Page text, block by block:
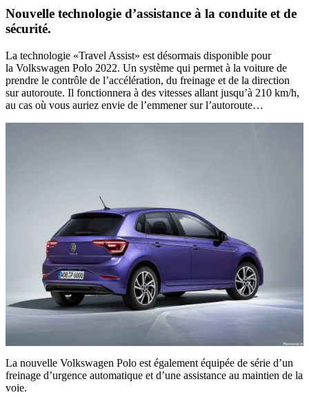
Nouvelle technologie d’assistance à la conduite et de
sécurité.
La technologie «Travel Assist» est désormais disponible pour
la Volkswagen Polo 2022. Un système qui permet à la voiture de
prendre le contrôle de l’accélération, du freinage et de la direction
sur autoroute. Il fonctionnera à des vitesses allant jusqu’à 210 km/h,
au cas où vous auriez envie de l’emmener sur l’autoroute…
La nouvelle Volkswagen Polo est également équipée de série d’un
freinage d’urgence automatique et d’une assistance au maintien de la
voie.